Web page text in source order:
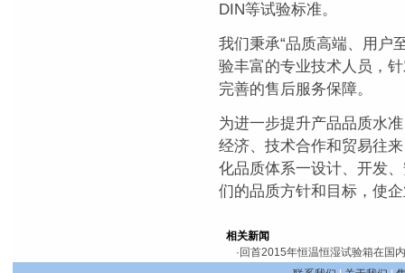
DIN等试验标准。
我们秉承“品质高端、用户
验丰富的专业技术人员，
完善的售后服务保障。
为进一步提升产品品质水
经济、技术合作和贸易往
化品质体系一设计、开发
们的品质方针和目标，使
相关新闻
· 回首2015年恒温恒湿试验箱在国